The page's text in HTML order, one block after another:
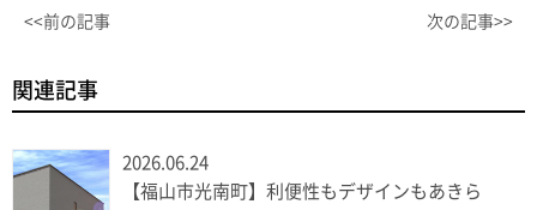
<<前の記事 次の記事>>
関連記事
2026.06.24
【福山市光南町】利便性もデザインもあきら